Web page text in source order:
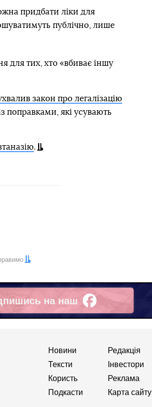
придбати ліки для
публічно, лише
для тих, хто «вбиває іншу
закон про легалізацію
поправками, які усувають
.
на наш
Новини
Тексти
Користь
Подкасти
Редакція
Інвестори
Реклама
Карта сайту